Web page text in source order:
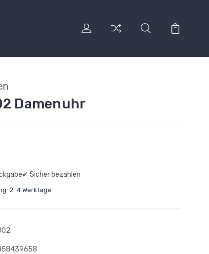
Damenuhr
✔ Sicher bezahlen
2–4 Werktage